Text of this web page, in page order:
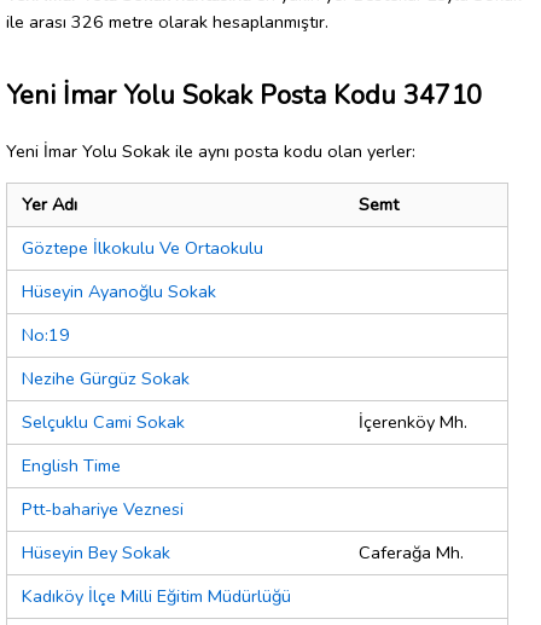
ile arası 326 metre olarak hesaplanmıştır.
Yeni İmar Yolu Sokak Posta Kodu 34710
Yeni İmar Yolu Sokak ile aynı posta kodu olan yerler:
Yer Adı
Semt
Göztepe İlkokulu Ve Ortaokulu
Hüseyin Ayanoğlu Sokak
No:19
Nezihe Gürgüz Sokak
Selçuklu Cami Sokak
İçerenköy Mh.
English Time
Ptt-bahariye Veznesi
Hüseyin Bey Sokak
Caferağa Mh.
Kadıköy İlçe Milli Eğitim Müdürlüğü